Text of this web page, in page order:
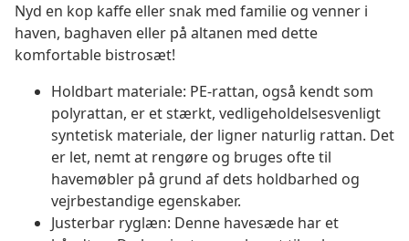
Nyd en kop kaffe eller snak med familie og venner i
haven, baghaven eller på altanen med dette
komfortable bistrosæt!
Holdbart materiale: PE-rattan, også kendt som
polyrattan, er et stærkt, vedligeholdelsesvenligt
syntetisk materiale, der ligner naturlig rattan. Det
er let, nemt at rengøre og bruges ofte til
havemøbler på grund af dets holdbarhed og
vejrbestandige egenskaber.
Justerbar ryglæn: Denne havesæde har et